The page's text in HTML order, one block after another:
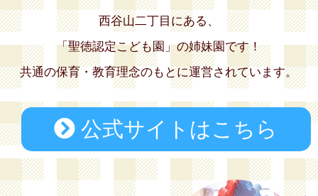
西谷山二丁目にある、
「聖徳認定こども園」の姉妹園です！
共通の保育・教育理念のもとに運営されています。
公式サイトはこちら